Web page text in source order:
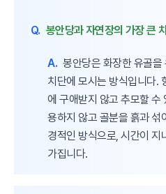
Q. 봉안당과 자연장의 가장 큰
A. 봉안당은 화장한 유골
치단에 모시는 방식입니다.
에 구애받지 않고 추모할 수
용하지 않고 골분을 흙과 섞
경적인 방식으로, 시간이
가집니다.